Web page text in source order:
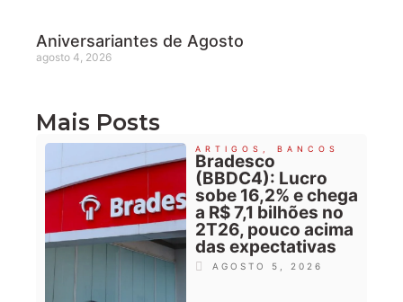
Aniversariantes de Agosto
agosto 4, 2026
Mais Posts
ARTIGOS , BANCOS
Bradesco
(BBDC4): Lucro
sobe 16,2% e chega
a R$ 7,1 bilhões no
2T26, pouco acima
das expectativas
AGOSTO 5, 2026